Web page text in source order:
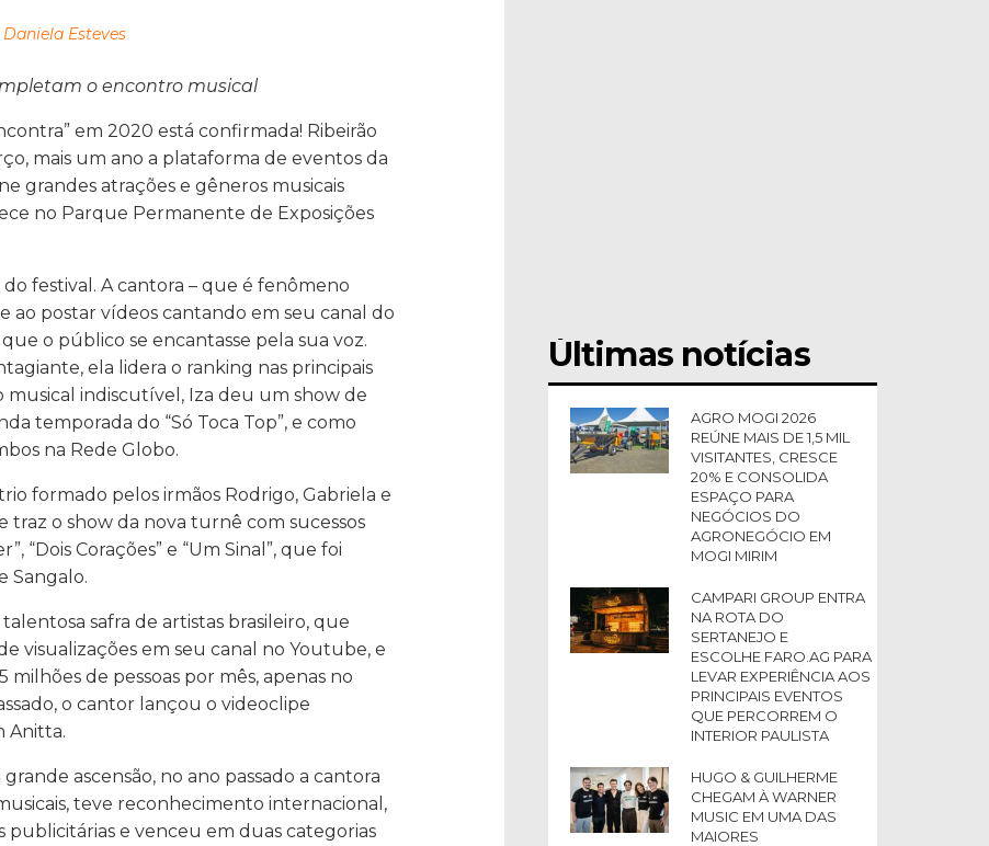
Esteves
o encontro musical
em 2020 está confirmada! Ribeirão
mais um ano a plataforma de eventos da
grandes atrações e gêneros musicais
no Parque Permanente de Exposições
festival. A cantora – que é fenômeno
ao postar vídeos cantando em seu canal do
o público se encantasse pela sua voz.
ela lidera o ranking nas principais
musical indiscutível, Iza deu um show de
temporada do “Só Toca Top”, e como
na Rede Globo.
formado pelos irmãos Rodrigo, Gabriela e
traz o show da nova turnê com sucessos
“Dois Corações” e “Um Sinal”, que foi
Sangalo.
safra de artistas brasileiro, que
visualizações em seu canal no Youtube, e
milhões de pessoas por mês, apenas no
o cantor lançou o videoclipe
Anitta.
ascensão, no ano passado a cantora
teve reconhecimento internacional,
publicitárias e venceu em duas categorias
Últimas notícias
AGRO MOGI 2026
REÚNE MAIS DE 1,5 MIL
VISITANTES, CRESCE
20% E CONSOLIDA
ESPAÇO PARA
NEGÓCIOS DO
AGRONEGÓCIO EM
MOGI MIRIM
CAMPARI GROUP ENTRA
NA ROTA DO
SERTANEJO E
ESCOLHE FARO.AG PARA
LEVAR EXPERIÊNCIA AOS
PRINCIPAIS EVENTOS
QUE PERCORREM O
INTERIOR PAULISTA
HUGO & GUILHERME
CHEGAM À WARNER
MUSIC EM UMA DAS
MAIORES